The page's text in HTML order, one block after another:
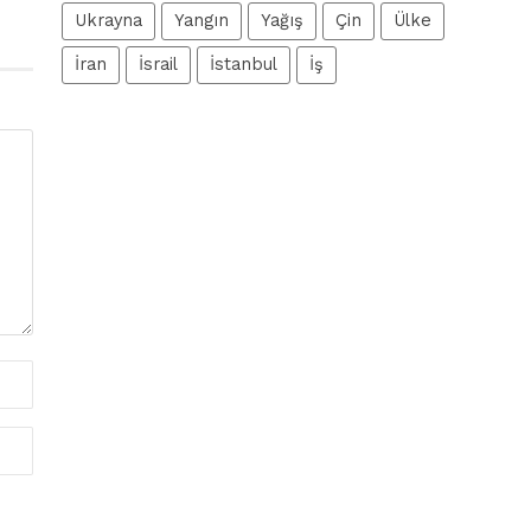
Ukrayna Yangın Yağış Çin Ülke
İran İsrail İstanbul İş